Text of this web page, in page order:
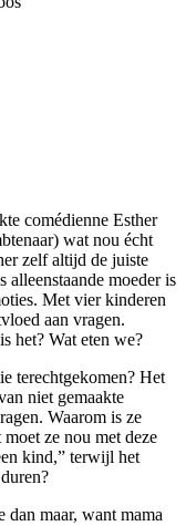
comédienne Esther
wat nou écht
zelf altijd de juiste
alleenstaande moeder is
Met vier kinderen
aan vragen.
het? Wat eten we?
terechtgekomen? Het
niet gemaakte
Waarom is ze
ze nou met deze
kind,” terwijl het
dan maar, want mama